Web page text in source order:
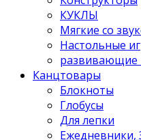
КУКЛЫ
Мягкие со
Настольные
развивающие
Канцтовары
Блокноты
Глобусы
Для лепки
Ежедневники,